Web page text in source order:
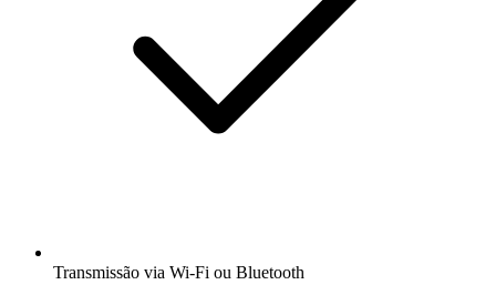
Transmissão via Wi-Fi ou Bluetooth